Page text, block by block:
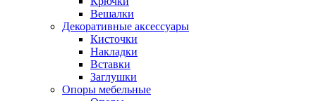
Вешалки
Декоративные аксессуары
Кисточки
Накладки
Вставки
Заглушки
Опоры мебельные